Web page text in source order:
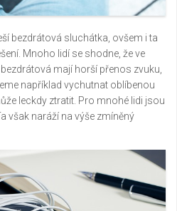
bezdrátová sluchátka, ovšem i ta
Mnoho lidí se shodne, že ve
mají horší přenos zvuku,
například vychutnat oblíbenou
leckdy ztratit. Pro mnohé lidi jsou
však naráží na výše zmíněný